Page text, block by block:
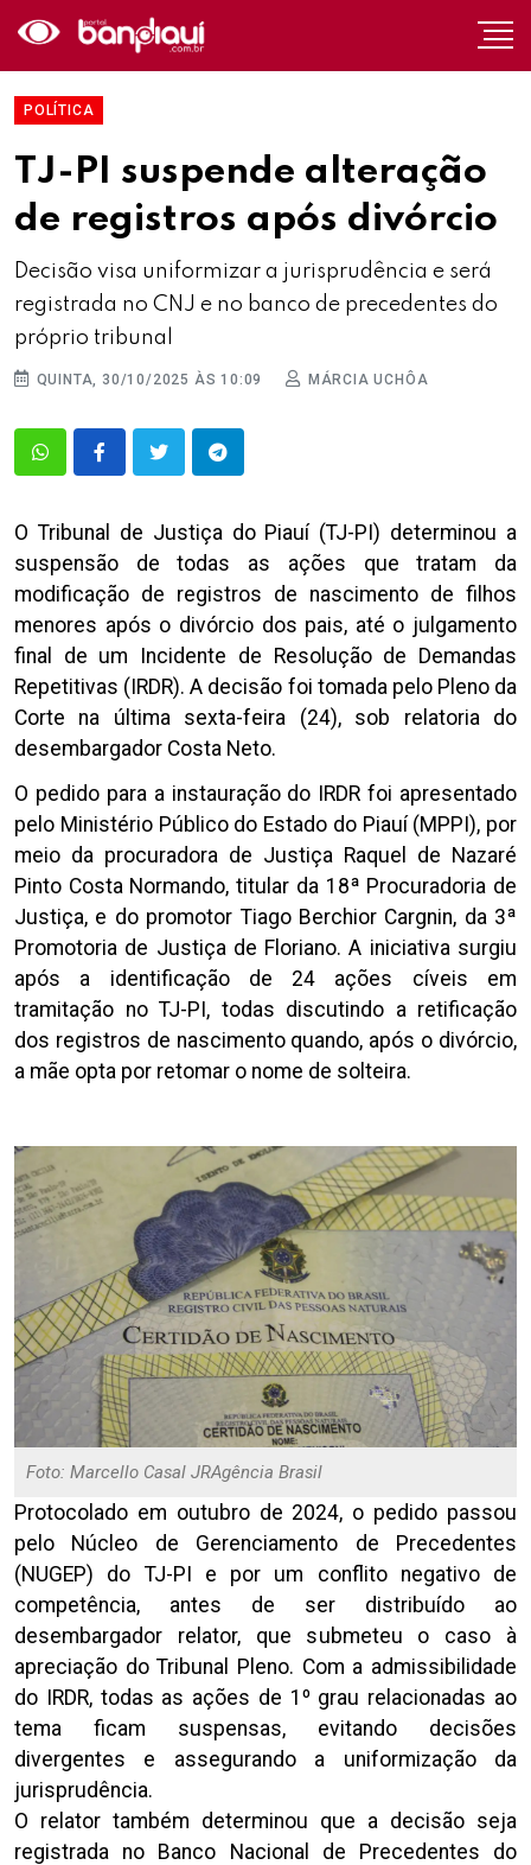
POLÍTICA
TJ-PI suspende alteração
de registros após divórcio
Decisão visa uniformizar a jurisprudência e será
registrada no CNJ e no banco de precedentes do
próprio tribunal
QUINTA, 30/10/2025 ÀS 10:09 MÁRCIA UCHÔA
O Tribunal de Justiça do Piauí (TJ-PI) determinou a
suspensão de todas as ações que tratam da
modificação de registros de nascimento de filhos
menores após o divórcio dos pais, até o julgamento
final de um Incidente de Resolução de Demandas
Repetitivas (IRDR). A decisão foi tomada pelo Pleno da
Corte na última sexta-feira (24), sob relatoria do
desembargador Costa Neto.
O pedido para a instauração do IRDR foi apresentado
pelo Ministério Público do Estado do Piauí (MPPI), por
meio da procuradora de Justiça Raquel de Nazaré
Pinto Costa Normando, titular da 18ª Procuradoria de
Justiça, e do promotor Tiago Berchior Cargnin, da 3ª
Promotoria de Justiça de Floriano. A iniciativa surgiu
após a identificação de 24 ações cíveis em
tramitação no TJ-PI, todas discutindo a retificação
dos registros de nascimento quando, após o divórcio,
a mãe opta por retomar o nome de solteira.
Foto: Marcello Casal JRAgência Brasil
Protocolado em outubro de 2024, o pedido passou
pelo Núcleo de Gerenciamento de Precedentes
(NUGEP) do TJ-PI e por um conflito negativo de
competência, antes de ser distribuído ao
desembargador relator, que submeteu o caso à
apreciação do Tribunal Pleno. Com a admissibilidade
do IRDR, todas as ações de 1º grau relacionadas ao
tema ficam suspensas, evitando decisões
divergentes e assegurando a uniformização da
jurisprudência.
O relator também determinou que a decisão seja
registrada no Banco Nacional de Precedentes do